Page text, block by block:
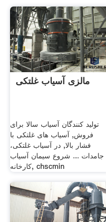
مالزی آسیاب غلتکی
تولید کنندگان آسیاب سالا برای
فروش, آسیاب های غلتکی با
فشار بالا, در آسیاب غلتکی،
جامدات .... شروع سیمان آسیاب
کارخانه, chscmin